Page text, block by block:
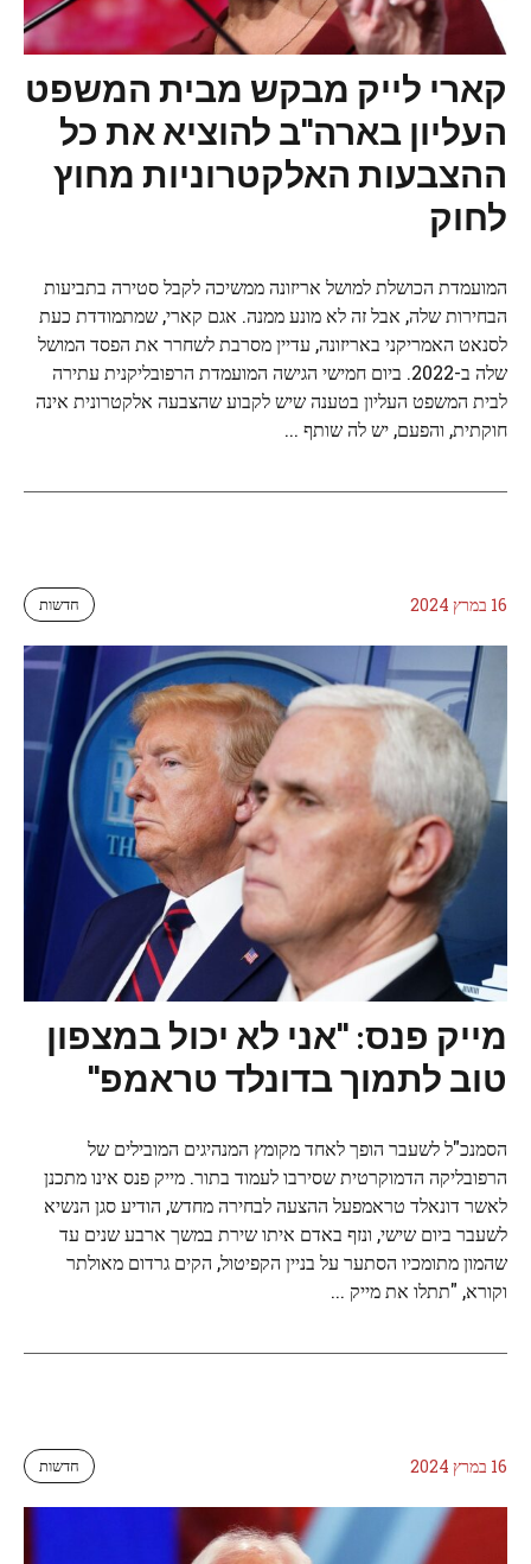
קארי לייק מבקש מבית המשפט
העליון בארה"ב להוציא את כל
ההצבעות האלקטרוניות מחוץ
לחוק
המועמדת הכושלת למושל אריזונה ממשיכה לקבל סטירה בתביעות
הבחירות שלה, אבל זה לא מונע ממנה. אגם קארי, שמתמודדת כעת
לסנאט האמריקני באריזונה, עדיין מסרבת לשחרר את הפסד המושל
שלה ב-2022. ביום חמישי הגישה המועמדת הרפובליקנית עתירה
לבית המשפט העליון בטענה שיש לקבוע שהצבעה אלקטרונית אינה
חוקתית, והפעם, יש לה שותף ...
16 במרץ 2024 חדשות
מייק פנס: "אני לא יכול במצפון
טוב לתמוך בדונלד טראמפ"
הסמנכ"ל לשעבר הופך לאחד מקומץ המנהיגים המובילים של
הרפובליקה הדמוקרטית שסירבו לעמוד בתור. מייק פנס אינו מתכנן
לאשר דונאלד טראמפעל ההצעה לבחירה מחדש, הודיע ​​סגן הנשיא
לשעבר ביום שישי, ונזף באדם איתו שירת במשך ארבע שנים עד
שהמון מתומכיו הסתער על בניין הקפיטול, הקים גרדום מאולתר
וקורא, "תתלו את מייק ...
16 במרץ 2024 חדשות